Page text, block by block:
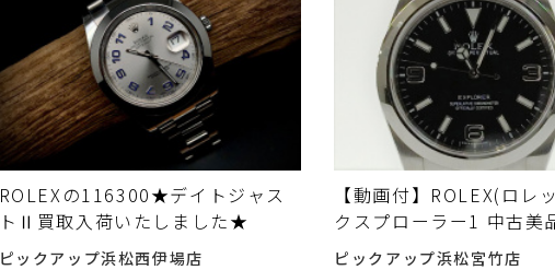
ROLEXの116300★デイトジャス
トⅡ買取入荷いたしました★
ピックアップ浜松西伊場店
【動画付】ROLEX(ロレ
クスプローラー1 中古美
214270 入荷しました!!!
ピックアップ浜松宮竹店